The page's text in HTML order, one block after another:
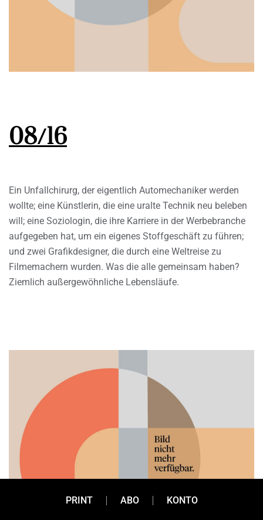
08/16
Ein Unfallchirurg, der eigentlich Automechaniker werden
wollte; eine Künstlerin, die eine uralte Technik neu beleben
will; eine Soziologin, die ihre Karriere in der Werbebranche
aufgegeben hat, um ein eigenes Stoffgeschäft zu führen;
und zwei Grafikdesigner, die durch eine Weltreise zu
Filmemachern wurden. Was die alle gemeinsam haben?
Ziemlich außergewöhnliche Lebensläufe.
PRINT ABO KONTO